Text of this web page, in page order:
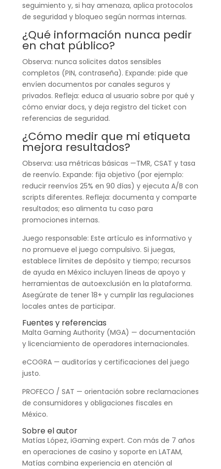
seguimiento y, si hay amenaza, aplica protocolos
de seguridad y bloqueo según normas internas.
¿Qué información nunca pedir
en chat público?
Observa: nunca solicites datos sensibles
completos (PIN, contraseña). Expande: pide que
envíen documentos por canales seguros y
privados. Refleja: educa al usuario sobre por qué y
cómo enviar docs, y deja registro del ticket con
referencias de seguridad.
¿Cómo medir que mi etiqueta
mejora resultados?
Observa: usa métricas básicas —TMR, CSAT y tasa
de reenvío. Expande: fija objetivo (por ejemplo:
reducir reenvíos 25% en 90 días) y ejecuta A/B con
scripts diferentes. Refleja: documenta y comparte
resultados; eso alimenta tu caso para
promociones internas.
Juego responsable: Este artículo es informativo y
no promueve el juego compulsivo. Si juegas,
establece límites de depósito y tiempo; recursos
de ayuda en México incluyen líneas de apoyo y
herramientas de autoexclusión en la plataforma.
Asegúrate de tener 18+ y cumplir las regulaciones
locales antes de participar.
Fuentes y referencias
Malta Gaming Authority (MGA) — documentación
y licenciamiento de operadores internacionales.
eCOGRA — auditorías y certificaciones del juego
justo.
PROFECO / SAT — orientación sobre reclamaciones
de consumidores y obligaciones fiscales en
México.
Sobre el autor
Matías López, iGaming expert. Con más de 7 años
en operaciones de casino y soporte en LATAM,
Matías combina experiencia en atención al